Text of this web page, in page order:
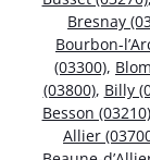
Bresnay
Bourbon-
(03300),
(03800), Billy
Besson (03210)
Allier